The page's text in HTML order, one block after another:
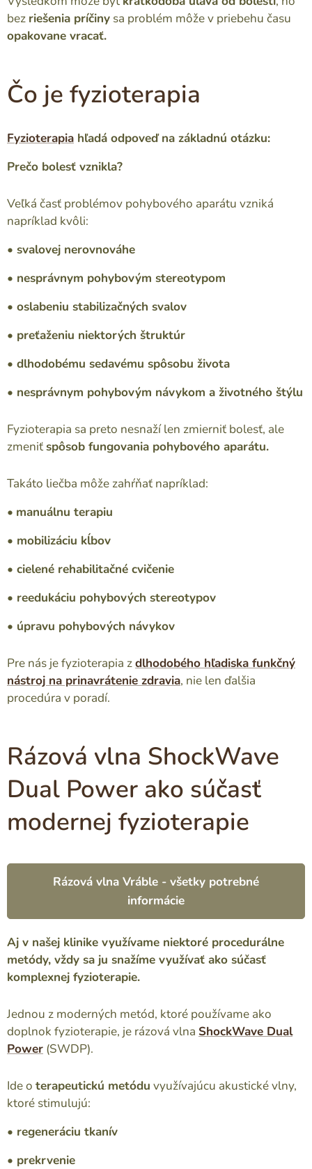
bez riešenia príčiny sa problém môže v priebehu času
opakovane vracať.
Čo je fyzioterapia
Fyzioterapia hľadá odpoveď na základnú otázku:
Prečo bolesť vznikla?
Veľká časť problémov pohybového aparátu vzniká
napríklad kvôli:
• svalovej nerovnováhe
• nesprávnym pohybovým stereotypom
• oslabeniu stabilizačných svalov
• preťaženiu niektorých štruktúr
• dlhodobému sedavému spôsobu života
• nesprávnym pohybovým návykom a životného štýlu
Fyzioterapia sa preto nesnaží len zmierniť bolesť, ale
zmeniťspôsob fungovania pohybového aparátu.
Takáto liečba môže zahŕňať napríklad:
• manuálnu terapiu
• mobilizáciu kĺbov
• cielené rehabilitačné cvičenie
• reedukáciu pohybových stereotypov
• úpravu pohybových návykov
Pre nás je fyzioterapia zdlhodobého hľadiska funkčný
nástroj na prinavrátenie zdravia, nie len ďalšia
procedúra v poradí.
Rázová vlna ShockWave
Dual Power ako súčasť
modernej fyzioterapie
Rázová vlna Vráble - všetky potrebné
informácie
Aj v našej klinike využívame niektoré procedurálne
metódy, vždy sa ju snažíme využívať ako súčasť
komplexnej fyzioterapie.
Jednou z moderných metód, ktoré používame ako
doplnok fyzioterapie, je rázová vlna ShockWave Dual
Power (SWDP).
Ide o terapeutickú metódu využívajúcu akustické vlny,
ktoré stimulujú:
• regeneráciu tkanív
• prekrvenie